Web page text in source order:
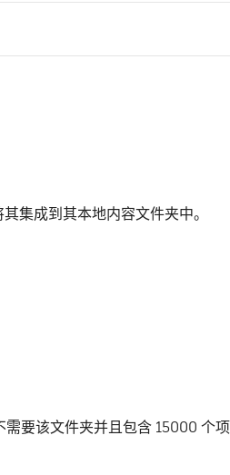
集成到其本地内容文件夹中。
要该文件夹并且包含 15000 个项